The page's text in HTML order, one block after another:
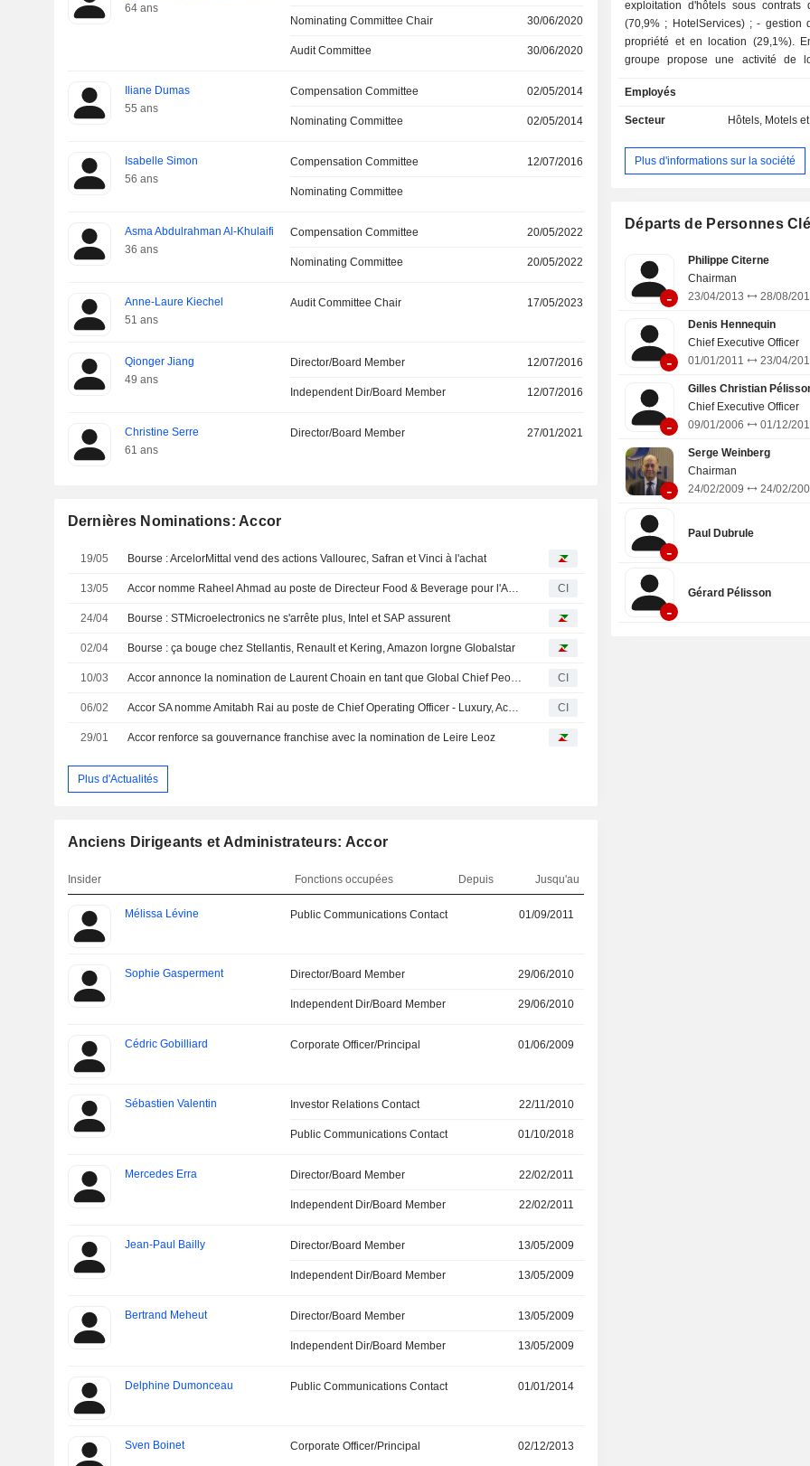
64 ans
Nominating Committee Chair 30/06/2020
Audit Committee 30/06/2020
Iliane Dumas
55 ans
Compensation Committee 02/05/2014
Nominating Committee 02/05/2014
Isabelle Simon
56 ans
Compensation Committee 12/07/2016
Nominating Committee
Asma Abdulrahman Al-Khulaifi
36 ans
Compensation Committee 20/05/2022
Nominating Committee 20/05/2022
Anne-Laure Kiechel
51 ans
Audit Committee Chair 17/05/2023
Qionger Jiang
49 ans
Director/Board Member 12/07/2016
Independent Dir/Board Member 12/07/2016
Christine Serre
61 ans
Director/Board Member 27/01/2021
Dernières Nominations: Accor
19/05 Bourse : ArcelorMittal vend des actions Vallourec, Safran et Vinci à l'achat
13/05 Accor nomme Raheel Ahmad au poste de Directeur Food & Beverage pour l'Asie du Sud CI
24/04 Bourse : STMicroelectronics ne s'arrête plus, Intel et SAP assurent
02/04 Bourse : ça bouge chez Stellantis, Renault et Kering, Amazon lorgne Globalstar
10/03 Accor annonce la nomination de Laurent Choain en tant que Global Chief People & Culture Officer, membre du Comité de Direction du Groupe et du Comité Exécutif Premium, Milieu de Gamme et Économie CI
06/02 Accor SA nomme Amitabh Rai au poste de Chief Operating Officer - Luxury, Accor South Asia CI
29/01 Accor renforce sa gouvernance franchise avec la nomination de Leire Leoz
Plus d'Actualités
Anciens Dirigeants et Administrateurs: Accor
Insider Fonctions occupées Depuis Jusqu'au
Mélissa Lévine Public Communications Contact 01/09/2011
Sophie Gasperment Director/Board Member 29/06/2010
Independent Dir/Board Member 29/06/2010
Cédric Gobilliard Corporate Officer/Principal 01/06/2009
Sébastien Valentin Investor Relations Contact 22/11/2010
Public Communications Contact 01/10/2018
Mercedes Erra Director/Board Member 22/02/2011
Independent Dir/Board Member 22/02/2011
Jean-Paul Bailly Director/Board Member 13/05/2009
Independent Dir/Board Member 13/05/2009
Bertrand Meheut Director/Board Member 13/05/2009
Independent Dir/Board Member 13/05/2009
Delphine Dumonceau Public Communications Contact 01/01/2014
Sven Boinet Corporate Officer/Principal 02/12/2013
exploitation d'hôtels sous contrats
(70,9% ; HotelServices) ; - gestion d'hôtels en
propriété et en location (29,1%).
groupe propose une activité de
prestations de services digitaux
indépendants, de services de
5 600 hôtels répartis entre hôtels de
de gamme (enseignes Raffles,
de gamme (Novotel, Novotel
économiques (ibis, ibis Styles,
adagio access, hotelF1, Formule
Breakfree et Greet).
Employés
Secteur Hôtels, Motels
Plus d'informations sur la société
Départs de Personnes
-
Philippe Citerne
Chairman
23/04/2013
28/08/
-
Denis Hennequin
Chief Executive Officer
01/01/2011
23/04/
-
Gilles Christian
Chief Executive Officer
09/01/2006
01/12/
-
Serge Weinberg
Chairman
24/02/2009
24/02/
-
Paul Dubrule
-
Gérard Pélisson